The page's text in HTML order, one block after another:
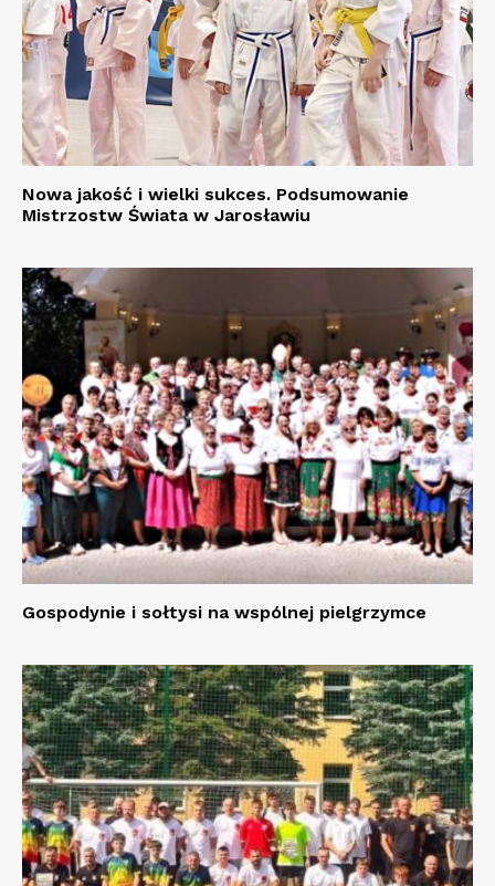
Nowa jakość i wielki sukces. Podsumowanie
Mistrzostw Świata w Jarosławiu
Gospodynie i sołtysi na wspólnej pielgrzymce